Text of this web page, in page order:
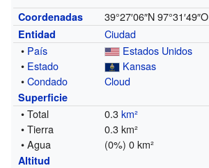
Coordenadas 39°27′06″N 97°31′49″O
Entidad
Ciudad
• País
Estados Unidos
• Estado
Kansas
•Condado Cloud
Superficie
• Total 0.3km²
• Tierra
0.3 km²
• Agua
(0%) 0 km²
Altitud